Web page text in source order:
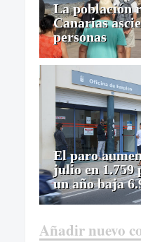
La población
Canarias
personas
El paro
julio en 1.759
un año baja
Añadir nuevo